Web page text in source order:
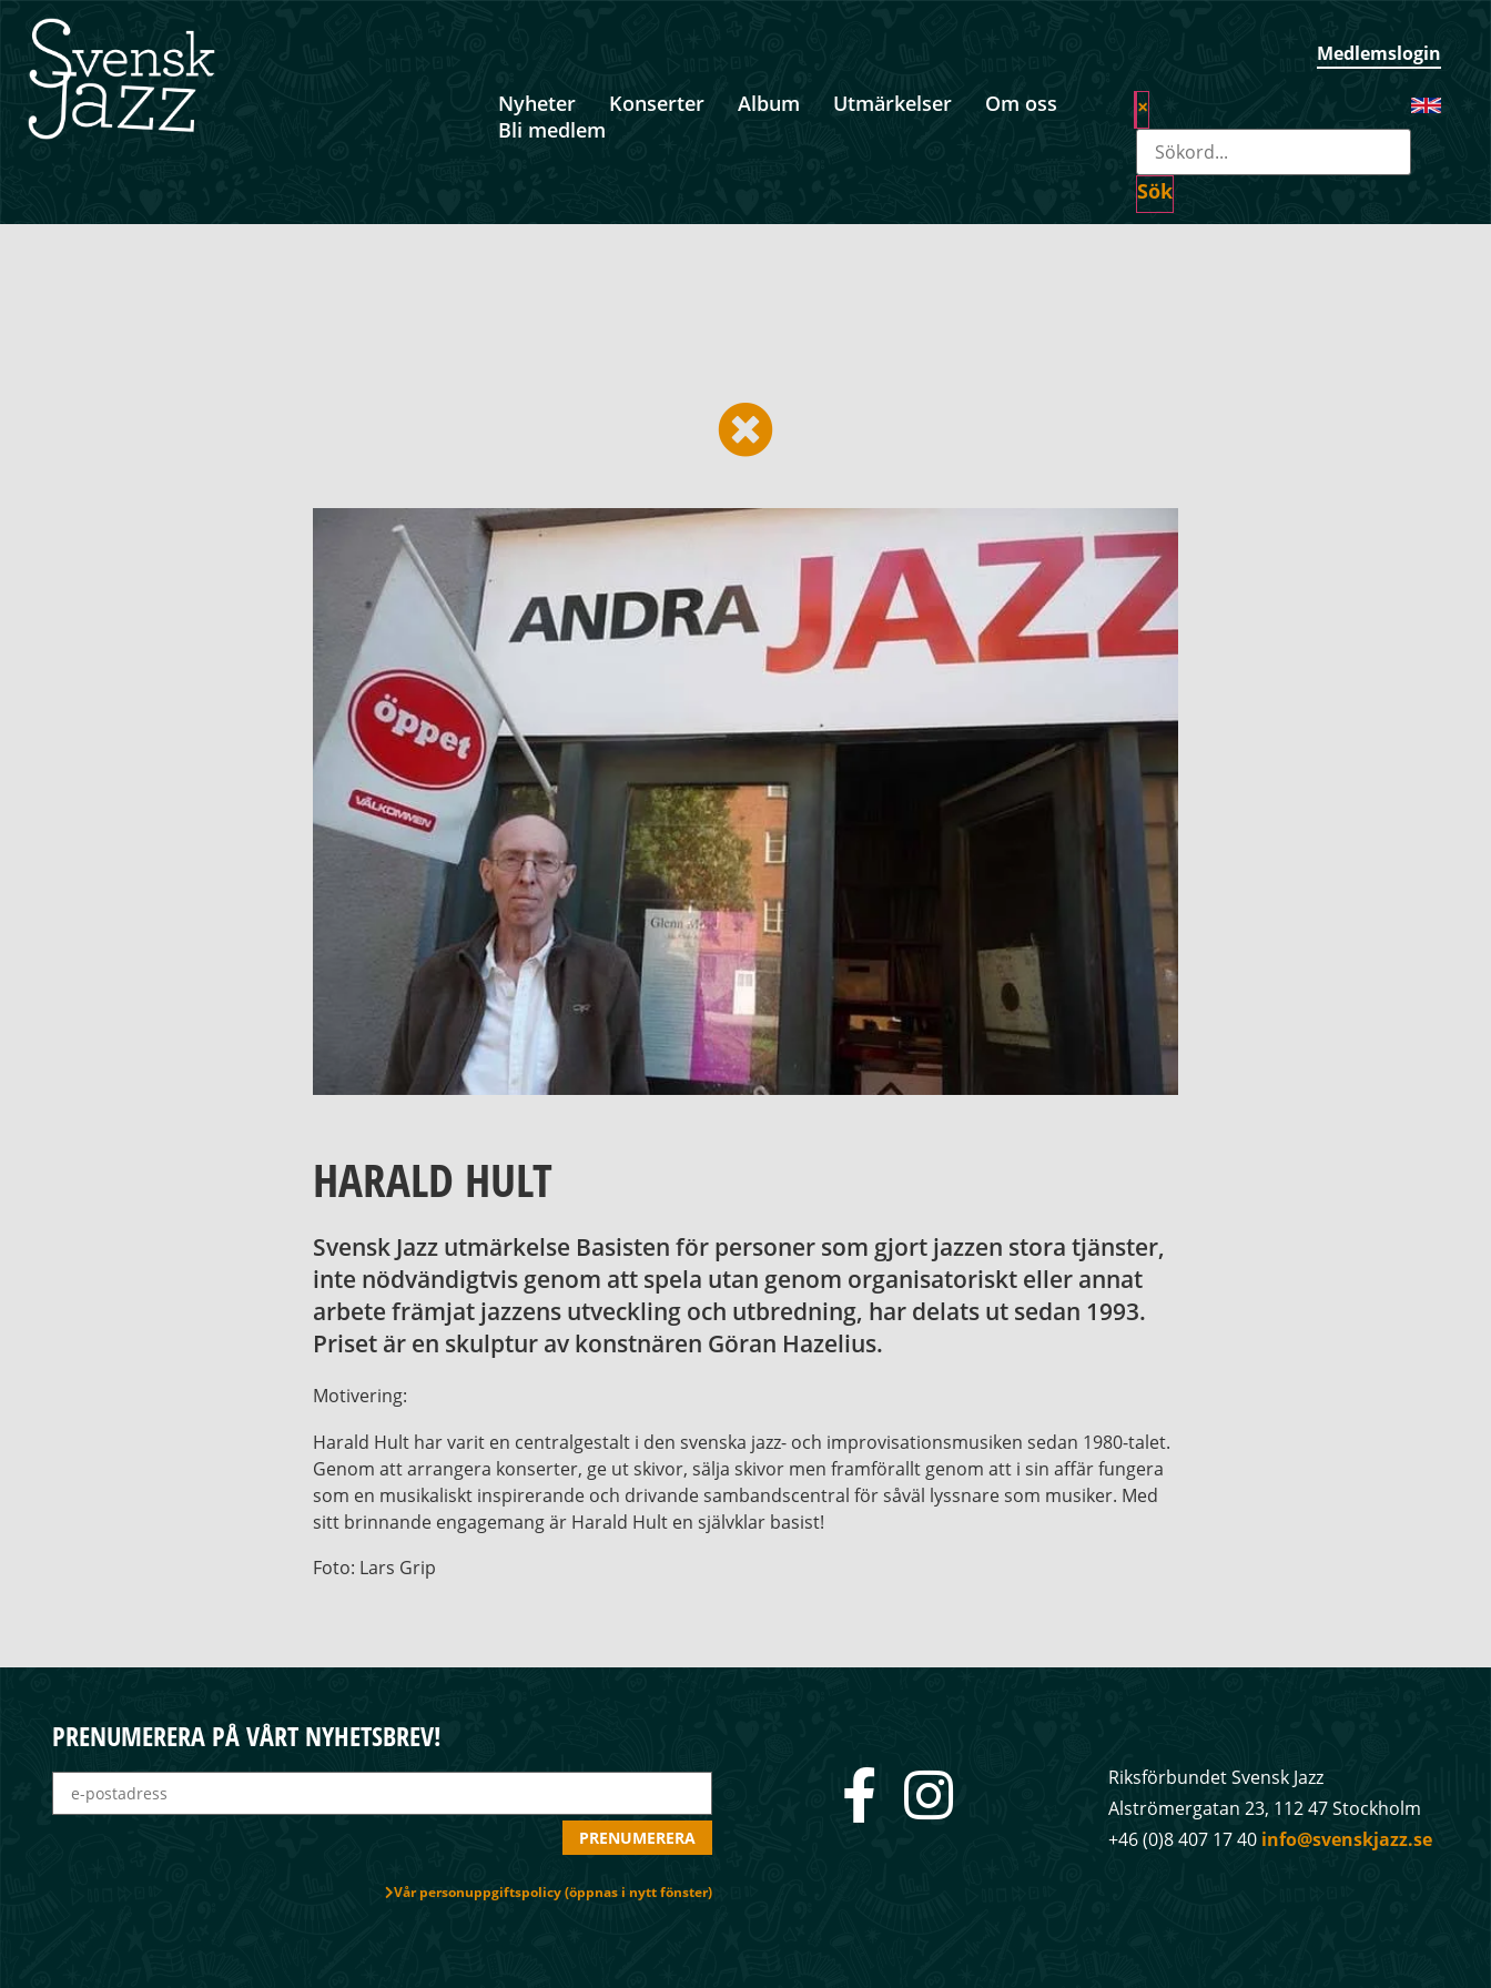
Medlemslogin
Nyheter Konserter Album Utmärkelser
Om oss
Bli medlem
×
Sök
HARALD HULT
Svensk Jazz utmärkelse Basisten för personer som gjort jazzen stora tjänster,
inte nödvändigtvis genom att spela utan genom organisatoriskt eller annat
arbete främjat jazzens utveckling och utbredning, har delats ut sedan 1993.
Priset är en skulptur av konstnären Göran Hazelius.
Motivering:
Harald Hult har varit en centralgestalt i den svenska jazz- och improvisationsmusiken sedan 1980-talet.
Genom att arrangera konserter, ge ut skivor, sälja skivor men framförallt genom att i sin affär fungera
som en musikaliskt inspirerande och drivande sambandscentral för såväl lyssnare som musiker. Med
sitt brinnande engagemang är Harald Hult en självklar basist!
Foto: Lars Grip
PRENUMERERA PÅ VÅRT NYHETSBREV!
Vår personuppgiftspolicy (öppnas i nytt fönster)
Riksförbundet Svensk Jazz
Alströmergatan 23, 112 47 Stockholm
+46 (0)8 407 17 40 info@svenskjazz.se